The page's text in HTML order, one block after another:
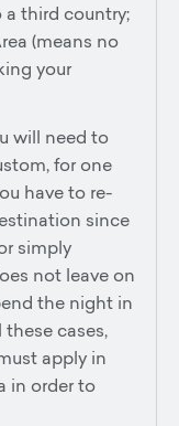
third country;
(means no
your
will need to
for one
have to re-
since
simply
not leave on
the night in
cases,
apply in
in order to